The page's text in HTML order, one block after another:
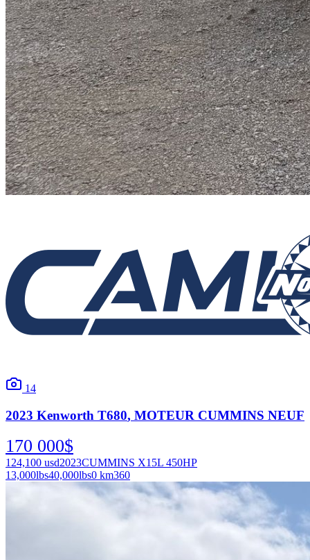
14
2023 Kenworth T680, MOTEUR CUMMINS NEUF
170 000$
124,100 usd2023CUMMINS X15L 450HP
13,000lbs40,000lbs0 km360